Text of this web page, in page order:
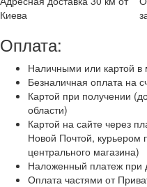
Киева
Оплата:
Наличными или картой в
Безналичная оплата на
Картой при получении
области)
Картой на сайте через
Новой Почтой, курьером
центрального магазина)
Наложенный платеж при
Оплата частями от